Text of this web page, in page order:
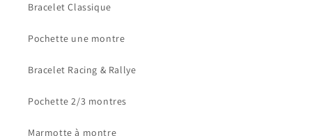
Bracelet Classique
Pochette une montre
Bracelet Racing & Rallye
Pochette 2/3 montres
Marmotte à montre